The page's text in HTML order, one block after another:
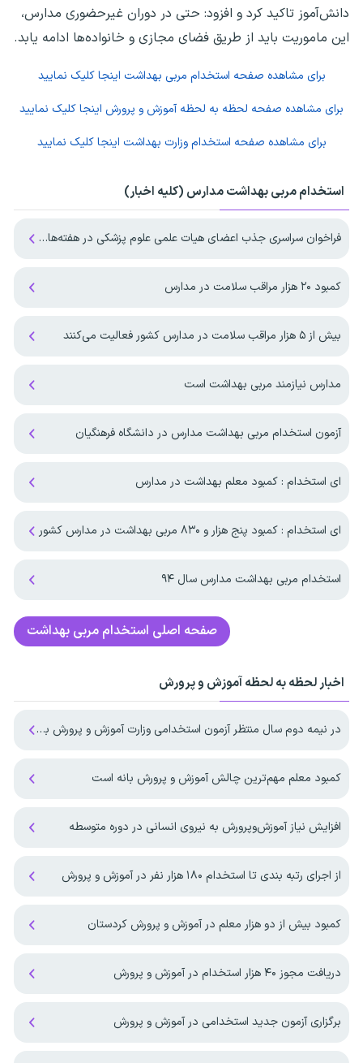
دانش‌آموز تاکید کرد و افزود: حتی در دوران غیرحضوری مدارس،
این ماموریت باید از طریق فضای مجازی و خانواده‌ها ادامه یابد.
برای مشاهده صفحه استخدام مربی بهداشت اینجا کلیک نمایید
برای مشاهده صفحه لحظه به لحظه آموزش و پرورش اینجا کلیک نمایید
برای مشاهده صفحه استخدام وزارت بهداشت اینجا کلیک نمایید
استخدام مربی بهداشت مدارس (کلیه اخبار)
فراخوان سراسری جذب اعضای هیات علمی علوم پزشکی در هفته‌های آینده منتشر می‌شود
کمبود ۲۰ هزار مراقب سلامت در مدارس
بیش از ۵ هزار مراقب سلامت در مدارس کشور فعالیت می‌کنند
مدارس نیازمند مربی بهداشت است
آزمون استخدام مربی بهداشت مدارس در دانشگاه فرهنگیان
ای استخدام : کمبود معلم بهداشت در مدارس
ای استخدام : کمبود پنج هزار و ۸۳۰ مربی بهداشت در مدارس کشور
استخدام مربی بهداشت مدارس سال ۹۴
صفحه اصلی استخدام مربی بهداشت
اخبار لحظه به لحظه آموزش و پرورش
در نیمه دوم سال منتظر آزمون استخدامی وزارت آموزش و پرورش باشیم ؟
کمبود معلم مهم‌ترین چالش آموزش و پرورش بانه است
افزایش نیاز آموزش‌وپرورش به نیروی انسانی در دوره متوسطه
از اجرای رتبه بندی تا استخدام ۱۸۰ هزار نفر در آموزش و پرورش
کمبود بیش از دو هزار معلم در آموزش و پرورش کردستان
دریافت مجوز ۴۰ هزار استخدام در آموزش و پرورش
برگزاری آزمون جدید استخدامی در آموزش و پرورش